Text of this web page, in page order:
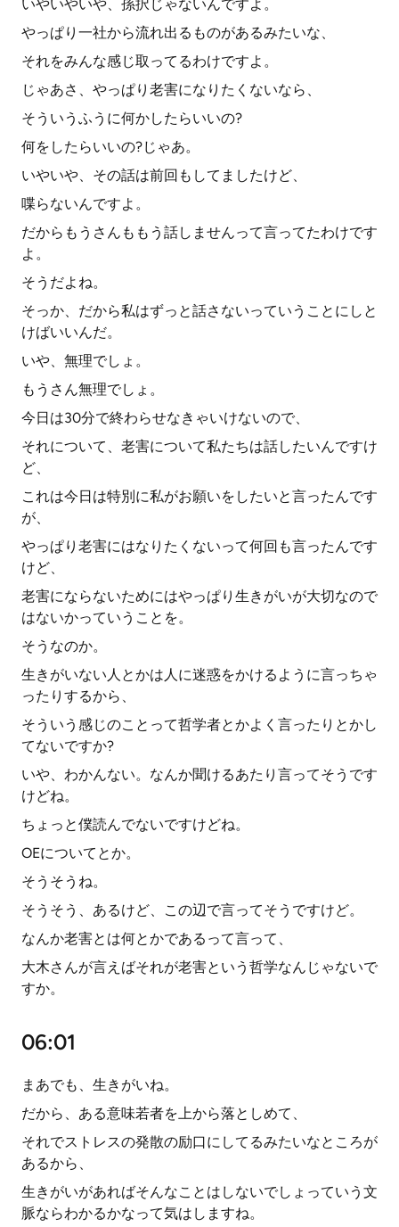
いやいやいや、孫択じゃないんですよ。
やっぱり一社から流れ出るものがあるみたいな、
それをみんな感じ取ってるわけですよ。
じゃあさ、やっぱり老害になりたくないなら、
そういうふうに何かしたらいいの?
何をしたらいいの?じゃあ。
いやいや、その話は前回もしてましたけど、
喋らないんですよ。
だからもうさんももう話しませんって言ってたわけです
よ。
そうだよね。
そっか、だから私はずっと話さないっていうことにしと
けばいいんだ。
いや、無理でしょ。
もうさん無理でしょ。
今日は30分で終わらせなきゃいけないので、
それについて、老害について私たちは話したいんですけ
ど、
これは今日は特別に私がお願いをしたいと言ったんです
が、
やっぱり老害にはなりたくないって何回も言ったんです
けど、
老害にならないためにはやっぱり生きがいが大切なので
はないかっていうことを。
そうなのか。
生きがいない人とかは人に迷惑をかけるように言っちゃ
ったりするから、
そういう感じのことって哲学者とかよく言ったりとかし
てないですか?
いや、わかんない。なんか聞けるあたり言ってそうです
けどね。
ちょっと僕読んでないですけどね。
OEについてとか。
そうそうね。
そうそう、あるけど、この辺で言ってそうですけど。
なんか老害とは何とかであるって言って、
大木さんが言えばそれが老害という哲学なんじゃないで
すか。
06:01
まあでも、生きがいね。
だから、ある意味若者を上から落としめて、
それでストレスの発散の励口にしてるみたいなところが
あるから、
生きがいがあればそんなことはしないでしょっていう文
脈ならわかるかなって気はしますね。